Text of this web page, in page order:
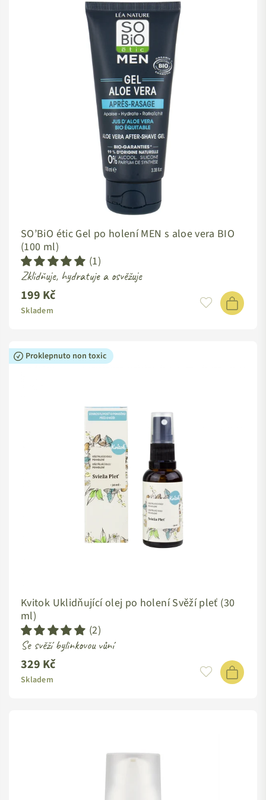
přípravky po holení
pak citlivou pokožku
a zbaví ji otravného zarudnutí. Výborně zklidňují
například květové vody nebo speciálně vyvinuté balzámy s
obsahem pečujících rostlinných olejů.
Chcete se umět holit ještě o chloupek lépe?
, kde se dozvíte, jak dát porostu vale a
neriskovat zarostlé chlupáky, zarudlé pupínky ani
nepříjemné vyrážky.
SO’BiO étic Gel po holení MEN s aloe vera BIO
(100 ml)
(1)
Zklidňuje, hydratuje a osvěžuje
Standardní
cena
199 Kč
Skladem
Proklepnuto non toxic
Kvitok Uklidňující olej po holení Svěží pleť (30
ml)
(2)
Se svěží bylinkovou vůní
Standardní
cena
329 Kč
Skladem